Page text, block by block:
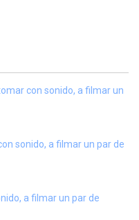
tomar con sonido, a filmar un
sonido, a filmar un par de
a filmar un par de